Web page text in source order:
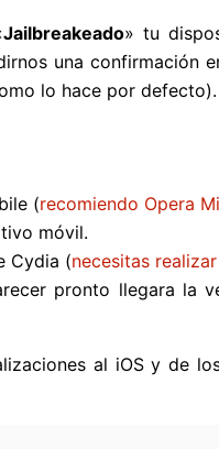
Jailbreakeado» tu
una confirmación
lo hace por defecto).
(recomiendo Opera
móvil.
Cydia (necesitas
pronto llegara la
al iOS y de